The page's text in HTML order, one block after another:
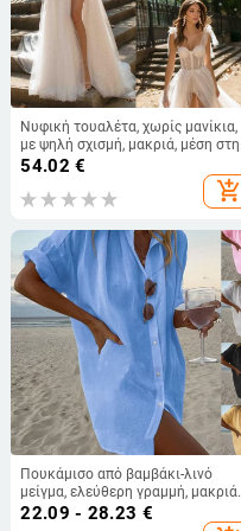
Νυφική τουαλέτα, χωρίς μανίκια,
με ψηλή σχισμή, μακριά, μέση στη
μέση, 95% πολυεστέρας
54.02 €
add_shopping_cart
Πουκάμισο από βαμβάκι-λινό
μείγμα, ελεύθερη γραμμή, μακριά
μανίκια, γιακά τύπου λαπέλ,
22.09 - 28.23 €